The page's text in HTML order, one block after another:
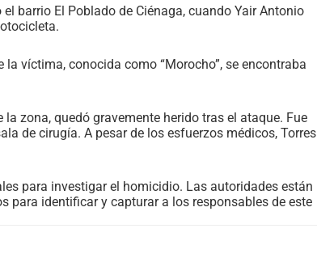
barrio El Poblado de Ciénaga, cuando Yair Antonio
víctima, conocida como “Morocho”, se encontraba
zona, quedó gravemente herido tras el ataque. Fue
de cirugía. A pesar de los esfuerzos médicos, Torres
para investigar el homicidio. Las autoridades están
para identificar y capturar a los responsables de este